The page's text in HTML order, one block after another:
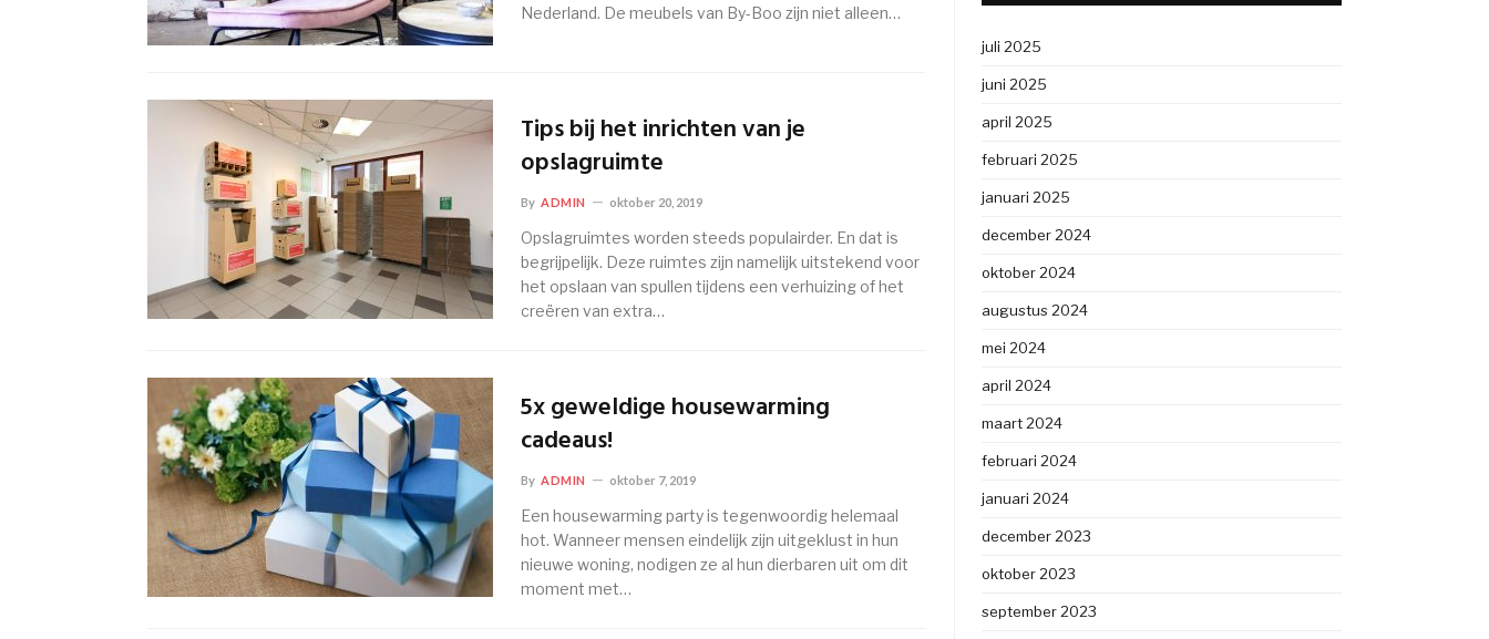
Nederland. De meubels van By-Boo zijn niet alleen…
Tips bij het inrichten van je
opslagruimte
By ADMIN oktober 20, 2019
Opslagruimtes worden steeds populairder. En dat is
begrijpelijk. Deze ruimtes zijn namelijk uitstekend voor
het opslaan van spullen tijdens een verhuizing of het
creëren van extra…
5x geweldige housewarming
cadeaus!
By ADMIN oktober 7, 2019
Een housewarming party is tegenwoordig helemaal
hot. Wanneer mensen eindelijk zijn uitgeklust in hun
nieuwe woning, nodigen ze al hun dierbaren uit om dit
moment met…
juli 2025
juni 2025
april 2025
februari 2025
januari 2025
december 2024
oktober 2024
augustus 2024
mei 2024
april 2024
maart 2024
februari 2024
januari 2024
december 2023
oktober 2023
september 2023